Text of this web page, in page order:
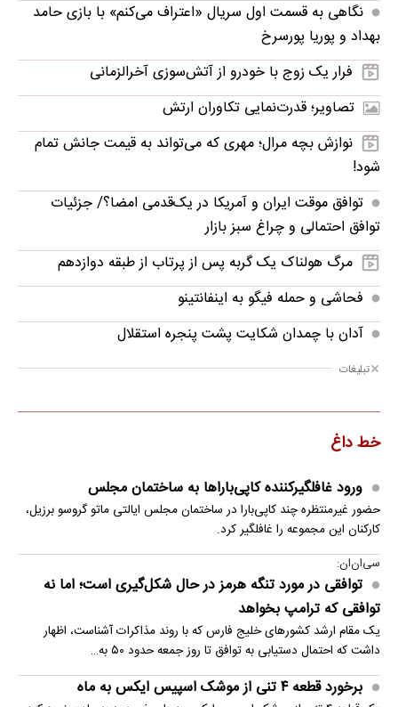
نگاهی به قسمت اول سریال «اعتراف می‌کنم» با بازی حامد
بهداد و پوریا پورسرخ
فرار یک زوج با خودرو از آتش‌سوزی آخرالزمانی
تصاویر؛ قدرت‌نمایی تکاوران ارتش
نوازش بچه مرال؛ مهری که می‌تواند به قیمت جانش تمام
شود!
توافق موقت ایران و آمریکا در یک‌قدمی امضا؟/ جزئیات
توافق احتمالی و چراغ سبز بازار
مرگ هولناک یک گربه پس از پرتاب از طبقه دوازدهم
فحاشی و حمله فیگو به اینفانتینو
آدان با چمدان شکایت پشت پنجره استقلال
تبلیغات
خط داغ
ورود غافلگیرکننده کاپی‌باراها به ساختمان مجلس
حضور غیرمنتظره چند کاپی‌بارا در ساختمان مجلس ایالتی ماتو گروسو برزیل،
کارکنان این مجموعه را غافلگیر کرد.
سی‌ان‌ان:
توافقی در مورد تنگه هرمز در حال شکل‌گیری است؛ اما نه
توافقی که ترامپ بخواهد
یک مقام ارشد کشورهای خلیج فارس که با روند مذاکرات آشناست، اظهار
داشت که احتمال دستیابی به توافق تا روز جمعه حدود ۵۰ به…
برخورد قطعه ۴ تنی از موشک اسپیس ایکس به ماه